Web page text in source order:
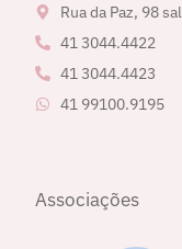
Rua da Paz, 98
41 3044.4422
41 3044.4423
41 99100.9195
Associações